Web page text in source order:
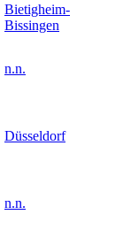
Bietigheim-
Bissingen
n.n.
Düsseldorf
n.n.